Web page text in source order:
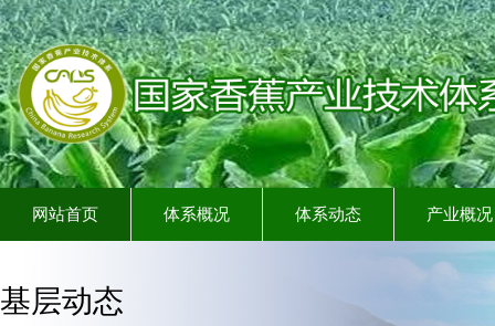
网站首页 体系概况 体系动态 产业概况
基层动态